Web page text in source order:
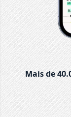
Mais de